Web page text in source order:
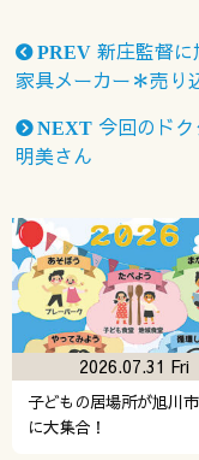
PREV 新庄監督に
家具メーカー＊売り
NEXT 今回のド
明美さん
子どもの居場所が旭川
に大集合！
2026.07.31 Fri